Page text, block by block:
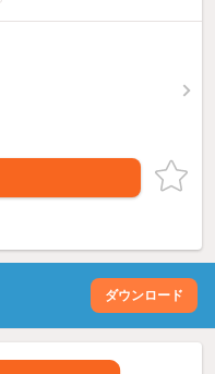
ダウンロード